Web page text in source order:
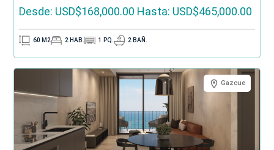
Desde: USD$168,000.00 Hasta: USD$465,000.00
60 M2 2 HAB. 1 PQ. 2 BAÑ.
Gazcue